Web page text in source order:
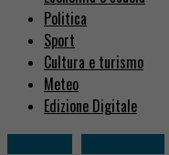
Politica
Sport
Cultura e turismo
Meteo
Edizione Digitale